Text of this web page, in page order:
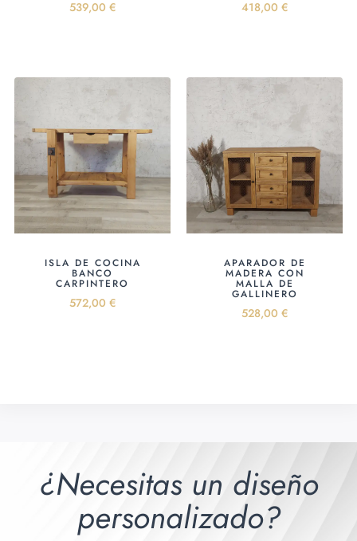
539,00 € 418,00 €
ISLA DE COCINA
BANCO
CARPINTERO
572,00 €
APARADOR DE
MADERA CON
MALLA DE
GALLINERO
528,00 €
¿Necesitas un diseño
personalizado?